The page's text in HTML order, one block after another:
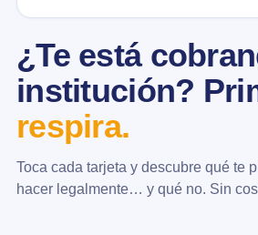
¿Te está
institución?
respira.
Toca cada tarjeta y descubre qué te
hacer legalmente… y qué no. Sin